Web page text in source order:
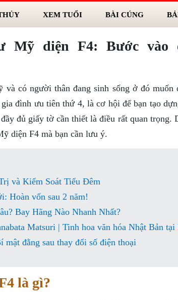
XEM TUỔI BÀI CÚNG
Mỹ diện F4: Bước vào
và có người thân đang sinh sống ở đó
đình ưu tiên thứ 4, là cơ hội để bạn tạo
đủ giấy tờ cần thiết là điều rất quan trọng.
diện F4 mà bạn cần lưu ý.
và Kiểm Soát Tiểu Đêm
Hoàn vốn sau 2 năm!
Bay Hãng Nào Nhanh Nhất?
Matsuri | Tinh hoa văn hóa Nhật Bản
mật đằng sau thay đổi số điện thoại
là gì?